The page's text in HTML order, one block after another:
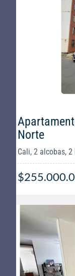
Norte
Cali, 2 alcobas,